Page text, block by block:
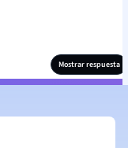
Mostrar respuesta